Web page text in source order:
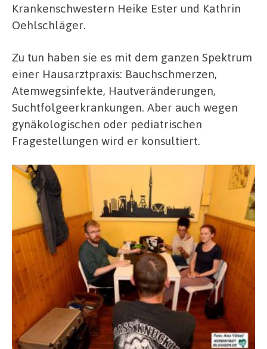
Krankenschwestern Heike Ester und Kathrin
Oehlschläger.
Zu tun haben sie es mit dem ganzen Spektrum
einer Hausarztpraxis: Bauchschmerzen,
Atemwegsinfekte, Hautveränderungen,
Suchtfolgeerkrankungen. Aber auch wegen
gynäkologischen oder pediatrischen
Fragestellungen wird er konsultiert.